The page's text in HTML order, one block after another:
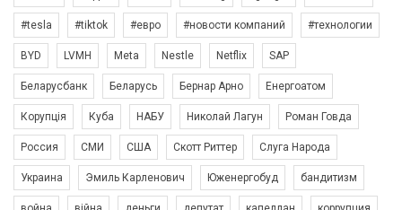
#tesla #tiktok #евро #новости компаний #технологии
BYD LVMH Meta Nestle Netflix SAP
Беларусбанк Беларусь Бернар Арно Енергоатом
Корупція Куба НАБУ Николай Лагун Роман Говда
Россия СМИ США Скотт Риттер Слуга Народа
Украина Эмиль Карленович Юженергобуд бандитизм